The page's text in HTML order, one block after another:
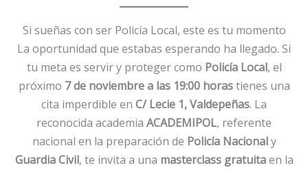
Si sueñas con ser Policía Local, este es tu momento
La oportunidad que estabas esperando ha llegado. Si
tu meta es servir y proteger como Policía Local, el
próximo 7 de noviembre a las 19:00 horastienes una
cita imperdible en C/ Lecie 1, Valdepeñas. La
reconocida academia ACADEMIPOL, referente
nacional en la preparación de Policía Nacionaly
Guardia Civil, te invita a una masterclass gratuitaen la